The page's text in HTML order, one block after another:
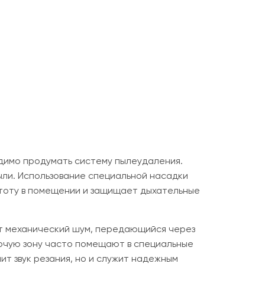
продумать систему пылеудаления.
Использование специальной насадки
в помещении и защищает дыхательные
механический шум, передающийся через
зону часто помещают в специальные
звук резания, но и служит надежным